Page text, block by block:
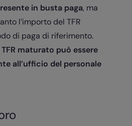
in busta paga, ma
l’importo del TFR
di paga di riferimento.
maturato può essere
all’ufficio del personale